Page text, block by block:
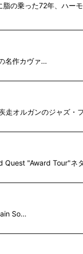
の乗った72年、ハー
名作カヴァ…
走オルガンのジャズ
Quest "Award Tour"ネ
So…